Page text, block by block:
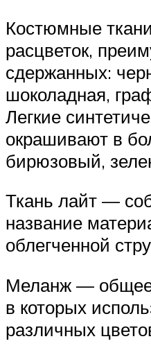
Костюмные
расцветок,
сдержанных:
шоколадная,
Легкие
окрашивают в
бирюзовый,
Ткань лайт —
название
облегченной
Меланж — общее
в которых
различных